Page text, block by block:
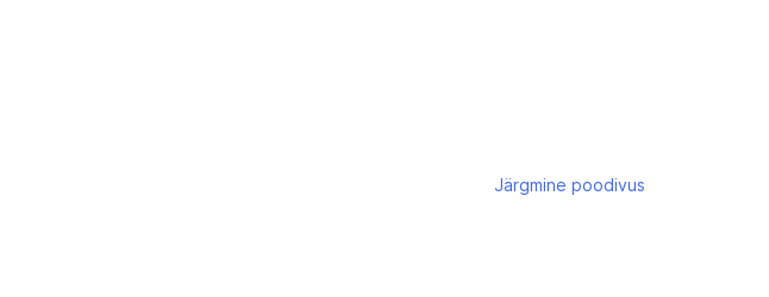
Järgmine poodivus